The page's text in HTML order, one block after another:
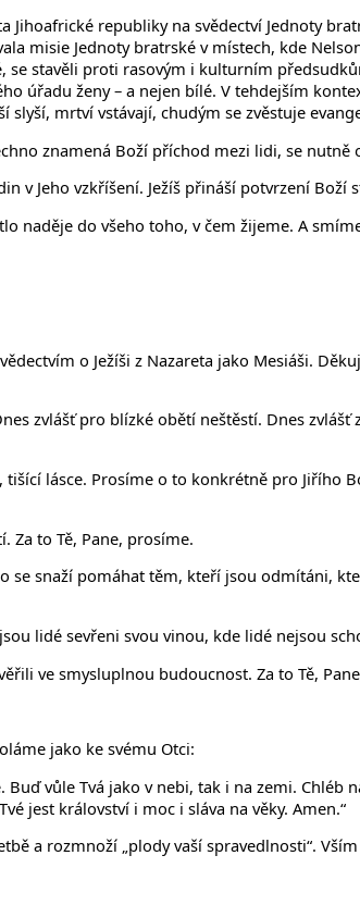
republiky na svědectví Jednoty
misie Jednoty bratrské v místech, kde
se stavěli proti rasovým i kulturním
úřadu ženy – a nejen bílé. V tehdejším
mrtví vstávají, chudým se zvěstuje
znamená Boží příchod mezi lidi, se nutně
v Jeho vzkříšení. Ježíš přináší potvrzení Boží
naděje do všeho toho, v čem žijeme. A
o Ježíši z Nazareta jako Mesiáši.
zvlášť pro blízké obětí neštěstí. Dnes
lásce. Prosíme o to konkrétně pro Jiřího
Za to Tě, Pane, prosíme.
se snaží pomáhat těm, kteří jsou odmítáni,
lidé sevřeni svou vinou, kde lidé nejsou
ve smysluplnou budoucnost. Za to Tě,
jako ke svému Otci:
Buď vůle Tvá jako v nebi, tak i na zemi.
jest království i moc i sláva na věky. Amen.“
a rozmnoží „plody vaší spravedlnosti“.